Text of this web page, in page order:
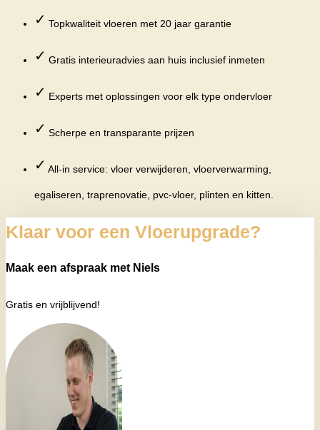
✓ Topkwaliteit vloeren met 20 jaar garantie
✓ Gratis interieuradvies aan huis inclusief inmeten
✓ Experts met oplossingen voor elk type ondervloer
✓ Scherpe en transparante prijzen
✓ All-in service: vloer verwijderen, vloerverwarming,
egaliseren, traprenovatie, pvc-vloer, plinten en kitten.
Klaar voor een Vloerupgrade?
Maak een afspraak met Niels
Gratis en vrijblijvend!